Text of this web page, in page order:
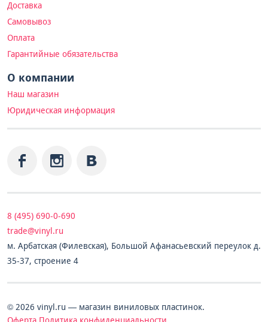
Доставка
Самовывоз
Оплата
Гарантийные обязательства
О компании
Наш магазин
Юридическая информация
8 (495) 690-0-690
trade@vinyl.ru
м. Арбатская (Филевская), Большой Афанасьевский переулок д.
35-37, строение 4
© 2026 vinyl.ru — магазин виниловых пластинок.